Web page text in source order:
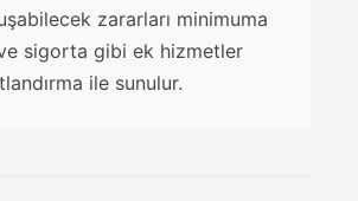
zararları minimuma
sigorta gibi ek hizmetler
ile sunulur.